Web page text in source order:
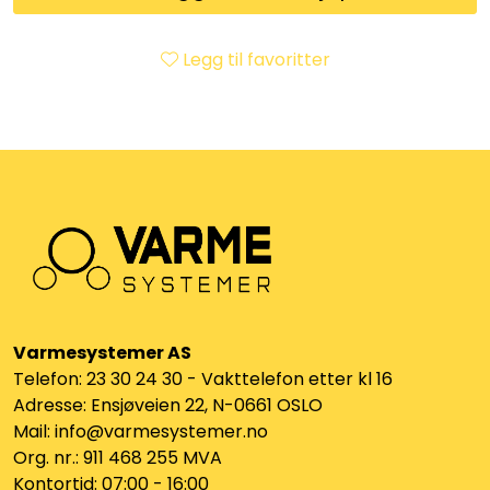
Legg til favoritter
Varmesystemer AS
Telefon: 23 30 24 30 - Vakttelefon etter kl 16
Adresse: Ensjøveien 22, N-0661 OSLO
Mail: info@varmesystemer.no
Org. nr.: 911 468 255 MVA
Kontortid: 07:00 - 16:00
Klemringskoblinger
Planfront radiatorer
Watersafe
Elektrokjeler